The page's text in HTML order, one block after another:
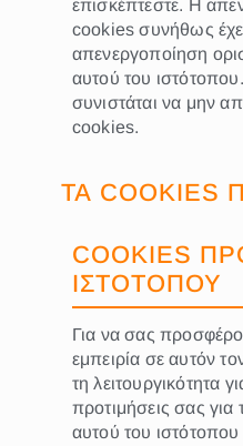
επισκέπτεστε. Η
cookies συνήθως
απενεργοποίηση
αυτού του
συνιστάται να μην
cookies.
ΤΑ
COOKIES
ΙΣΤΟΤΟΠΟΥ
Για να σας
εμπειρία σε αυτόν
τη λειτουργικότητα
προτιμήσεις σας για
αυτού του ιστότοπου